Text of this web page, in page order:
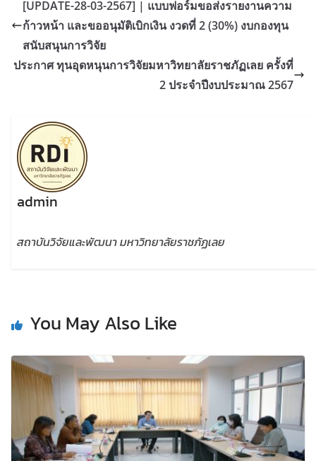
[UPDATE-28-03-2567] | แบบฟอร์มขอส่งรายงานความ
ก้าวหน้า และขออนุมัติเบิกเงิน งวดที่ 2 (30%) งบกองทุน
สนับสนุนการวิจัย
ประกาศ ทุนอุดหนุนการวิจัยมหาวิทยาลัยราชภัฏเลย ครั้งที่
2 ประจำปีงบประมาณ 2567
admin
สถาบันวิจัยและพัฒนา มหาวิทยาลัยราชภัฏเลย
You May Also Like